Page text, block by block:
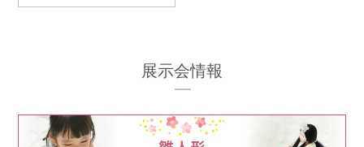
展示会情報